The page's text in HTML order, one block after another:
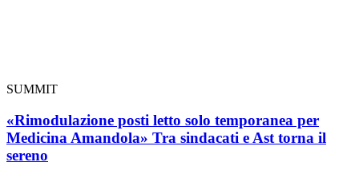
SUMMIT
«Rimodulazione posti letto solo temporanea per
Medicina Amandola» Tra sindacati e Ast torna il
sereno